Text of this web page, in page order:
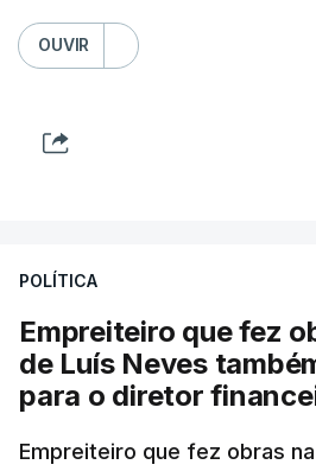
OUVIR
POLÍTICA
Empreiteiro que fez
de Luís Neves
para o diretor
Empreiteiro que fez obras